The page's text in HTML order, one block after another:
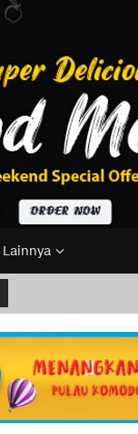
Lainnya